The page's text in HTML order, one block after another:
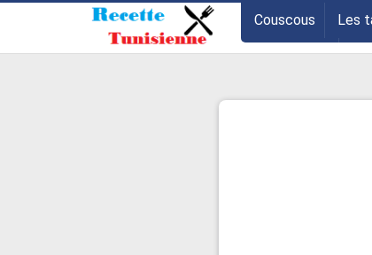
Couscous Les
Les entrées